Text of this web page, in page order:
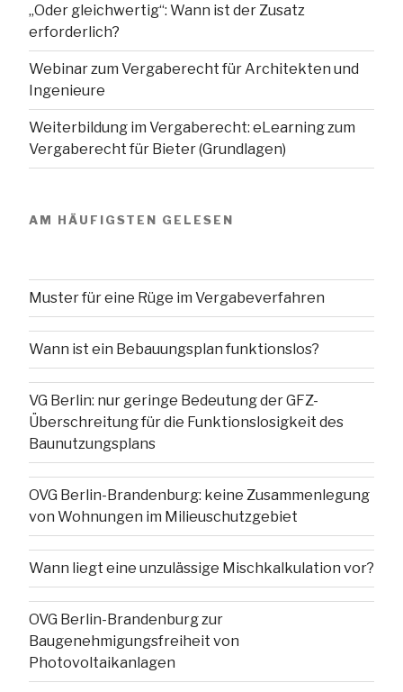
„Oder gleichwertig“: Wann ist der Zusatz
erforderlich?
Webinar zum Vergaberecht für Architekten und
Ingenieure
Weiterbildung im Vergaberecht: eLearning zum
Vergaberecht für Bieter (Grundlagen)
AM HÄUFIGSTEN GELESEN
Muster für eine Rüge im Vergabeverfahren
Wann ist ein Bebauungsplan funktionslos?
VG Berlin: nur geringe Bedeutung der GFZ-
Überschreitung für die Funktionslosigkeit des
Baunutzungsplans
OVG Berlin-Brandenburg: keine Zusammenlegung
von Wohnungen im Milieuschutzgebiet
Wann liegt eine unzulässige Mischkalkulation vor?
OVG Berlin-Brandenburg zur
Baugenehmigungsfreiheit von
Photovoltaikanlagen